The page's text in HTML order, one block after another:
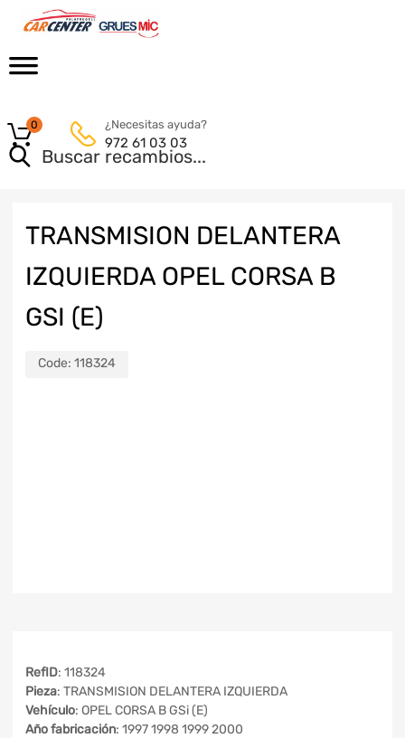
¿Necesitas ayuda?
972 61 03 03
0
TRANSMISION DELANTERA
IZQUIERDA OPEL CORSA B
GSI (E)
Code: 118324
RefID: 118324
Pieza: TRANSMISION DELANTERA IZQUIERDA
Vehículo: OPEL CORSA B GSi (E)
Año fabricación: 1997 1998 1999 2000